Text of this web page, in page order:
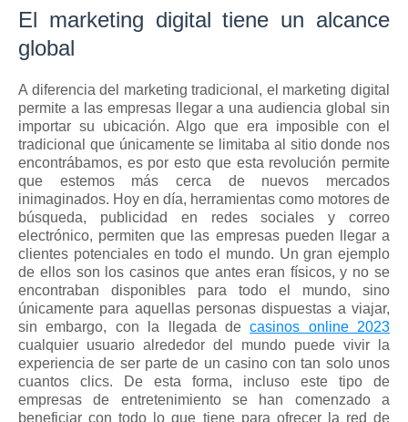
El marketing digital tiene un alcance
global
A diferencia del marketing tradicional, el marketing digital
permite a las empresas llegar a una audiencia global sin
importar su ubicación. Algo que era imposible con el
tradicional que únicamente se limitaba al sitio donde nos
encontrábamos, es por esto que esta revolución permite
que estemos más cerca de nuevos mercados
inimaginados. Hoy en día, herramientas como motores de
búsqueda, publicidad en redes sociales y correo
electrónico, permiten que las empresas pueden llegar a
clientes potenciales en todo el mundo. Un gran ejemplo
de ellos son los casinos que antes eran físicos, y no se
encontraban disponibles para todo el mundo, sino
únicamente para aquellas personas dispuestas a viajar,
sin embargo, con la llegada de casinos online 2023
cualquier usuario alrededor del mundo puede vivir la
experiencia de ser parte de un casino con tan solo unos
cuantos clics. De esta forma, incluso este tipo de
empresas de entretenimiento se han comenzado a
beneficiar con todo lo que tiene para ofrecer la red de